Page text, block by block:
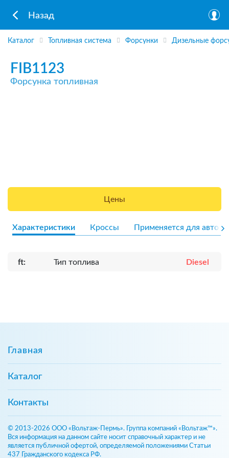
Назад
Каталог Топливная система Форсунки Дизельные
FIB1123
Форсунка топливная
Цены
Характеристики Кроссы Применяется для авто
ft: Тип топлива Diesel
Главная
Каталог
Контакты
© 2013-2026 ООО «Вольтаж-Пермь». Группа компаний «Вольтаж™».
Вся информация на данном сайте носит справочный характер и не
является публичной офертой, определяемой положениями Статьи
437 Гражданского кодекса РФ.